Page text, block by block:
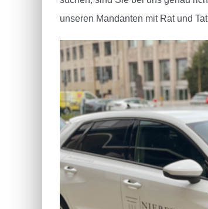
unseren Mandanten mit Rat und